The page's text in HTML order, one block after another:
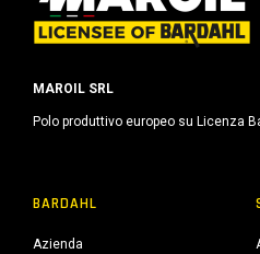
MAROIL SRL
Polo produttivo europeo su Licenza
BARDAHL
Azienda